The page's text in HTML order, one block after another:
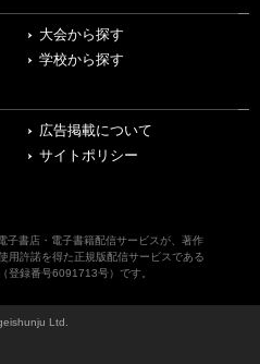
大会から探す
学校から探す
広告掲載について
サイトポリシー
子書店・電子書籍配信サービスが、著作
用許諾を得た正規版配信サービスである
登録番号6091713号）です。
Ltd.